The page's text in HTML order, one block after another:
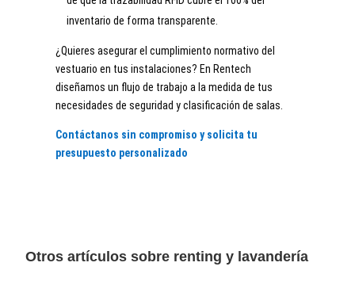
inventario de forma transparente.
¿Quieres asegurar el cumplimiento normativo del
vestuario en tus instalaciones? En Rentech
diseñamos un flujo de trabajo a la medida de tus
necesidades de seguridad y clasificación de salas.
Contáctanos sin compromiso y solicita tu
presupuesto personalizado
Otros artículos sobre renting y lavandería